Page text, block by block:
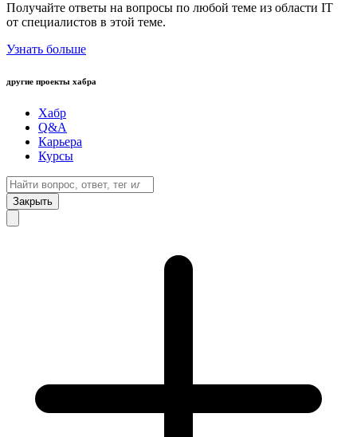
Получайте ответы на вопросы по любой теме из области IT
от специалистов в этой теме.
Узнать больше
другие проекты хабра
Хабр
Q&A
Карьера
Курсы
Закрыть